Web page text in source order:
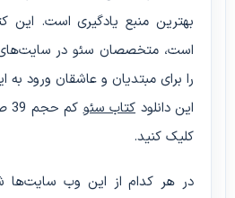
است، متخصصان سئو در سایت‌های
را برای مبتدیان و عاشقان ورود به
این دانلود کتاب سئوکم ‌حجم 39 صفحه‌ای، روی این
کلیک کنید.
در هر کدام از این وب سایت‌ها